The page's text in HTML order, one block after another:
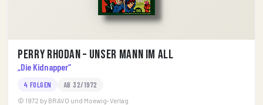
Perry Rhodan – Unser Mann im All
„Die Kidnapper“
4 FOLGEN
AB 32/1972
© 1972 by BRAVO und Moewig-Verlag